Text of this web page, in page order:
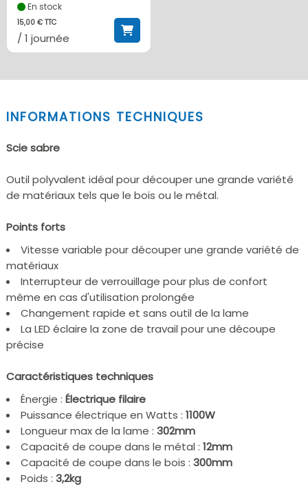
En stock
15,00 € TTC
/ 1 journée
INFORMATIONS TECHNIQUES
Scie sabre
Outil polyvalent idéal pour découper une grande variété
de matériaux tels que le bois ou le métal.
Points forts
Vitesse variable pour découper une grande variété de
matériaux
Interrupteur de verrouillage pour plus de confort
même en cas d'utilisation prolongée
Changement rapide et sans outil de la lame
La LED éclaire la zone de travail pour une découpe
précise
Caractéristiques techniques
Énergie : Électrique filaire
Puissance électrique en Watts : 1100W
Longueur max de la lame : 302mm
Capacité de coupe dans le métal : 12mm
Capacité de coupe dans le bois : 300mm
Poids : 3,2kg